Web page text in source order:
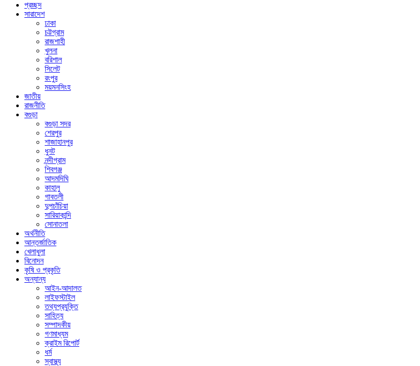
প্রচ্ছদ
সারাদেশ
ঢাকা
চট্টগ্রাম
রাজশাহী
খুলনা
বরিশাল
সিলেট
রংপুর
ময়মনসিংহ
জাতীয়
রাজনীতি
বগুড়া
বগুড়া সদর
শেরপুর
শাজাহানপুর
ধুনট
নন্দীগ্রাম
শিবগঞ্জ
আদমদিঘি
কাহালু
গাবতলী
দুপচাঁচিয়া
সারিয়াকান্দি
সোনাতলা
অর্থনীতি
আন্তর্জাতিক
খেলাধুলা
বিনোদন
কৃষি ও প্রকৃতি
অন্যান্য
আইন-আদালত
লাইফস্টাইল
তথ্যপ্রযুক্তি
সাহিত্য
সম্পাদকীয়
গণমাধ্যম
ক্রাইম রিপোর্ট
ধর্ম
স্বাস্থ্য